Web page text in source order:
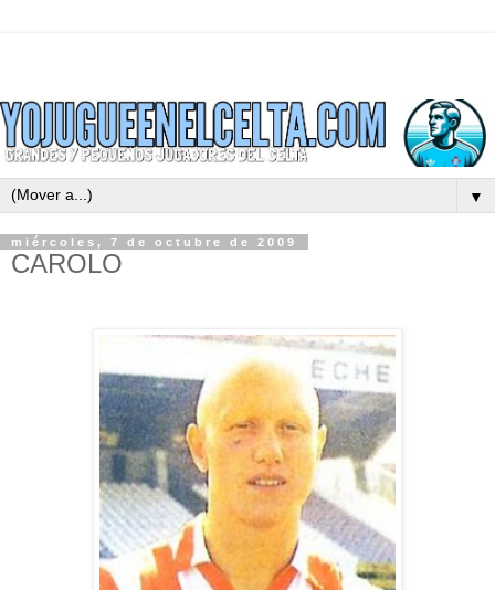
▼
miércoles, 7 de octubre de 2009
CAROLO